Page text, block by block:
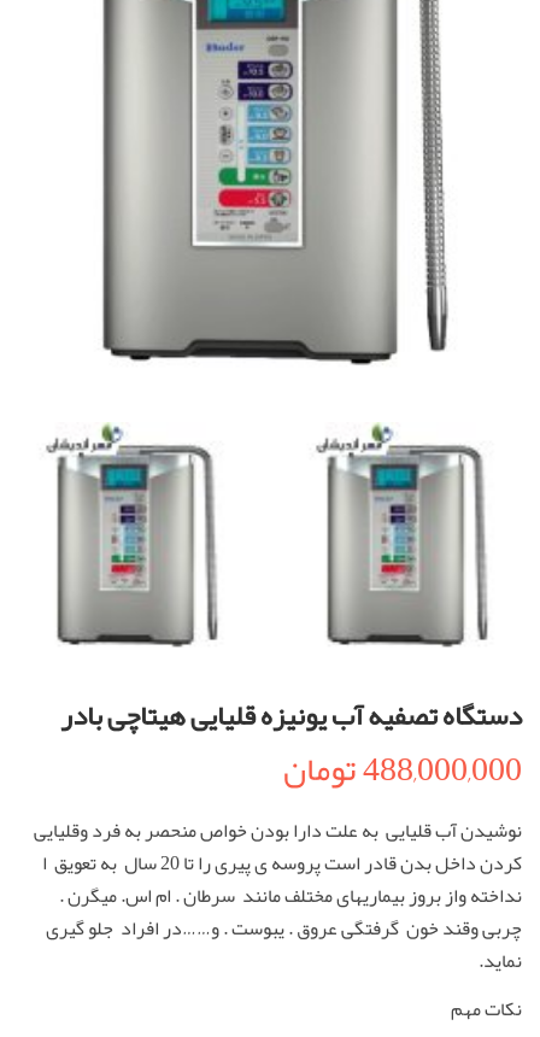
دستگاه تصفیه آب یونیزه قلیایی هیتاچی بادر
488,000,000تومان
نوشیدن آب قلیایی به علت دارا بودن خواص منحصر به فرد وقلیایی
کردن داخل بدن قادر است پروسه ی پیری را تا 20 سال به تعویق ا
نداخته واز بروز بیماریهای مختلف مانند سرطان . ام اس. میگرن .
چربی وقند خون گرفتگی عروق . یبوست . و……در افراد جلو گیری
نماید.
نکات مهم